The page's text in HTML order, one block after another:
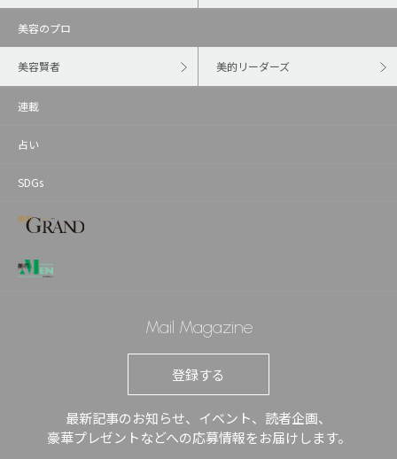
美容のプロ
美容賢者 美的リーダーズ
連載
占い
SDGs
Mail Magazine
登録する
最新記事のお知らせ、イベント、読者企画、
豪華プレゼントなどへの応募情報をお届けします。